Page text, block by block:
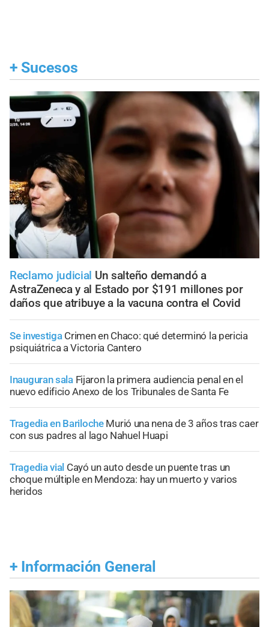
+ Sucesos
Reclamo judicial Un salteño demandó a
AstraZeneca y al Estado por $191 millones por
daños que atribuye a la vacuna contra el Covid
Se investiga Crimen en Chaco: qué determinó la pericia
psiquiátrica a Victoria Cantero
Inauguran sala Fijaron la primera audiencia penal en el
nuevo edificio Anexo de los Tribunales de Santa Fe
Tragedia en Bariloche Murió una nena de 3 años tras caer
con sus padres al lago Nahuel Huapi
Tragedia vial Cayó un auto desde un puente tras un
choque múltiple en Mendoza: hay un muerto y varios
heridos
+ Información General